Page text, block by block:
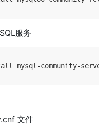
服务
mysql-community-
文件